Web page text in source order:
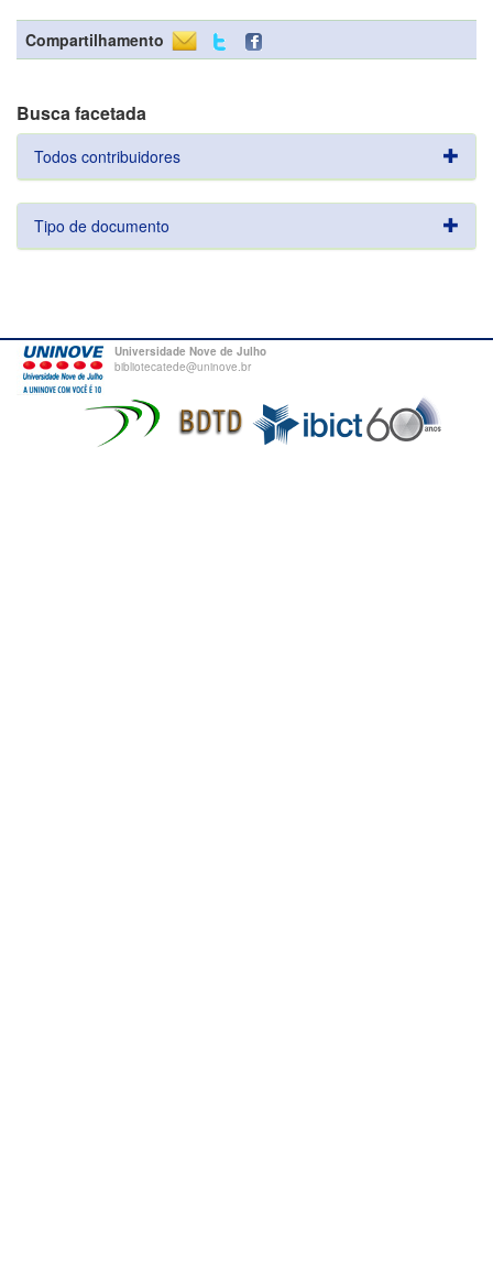
Compartilhamento
Busca facetada
Todos contribuidores
Tipo de documento
Universidade Nove de Julho
bibliotecatede@uninove.br